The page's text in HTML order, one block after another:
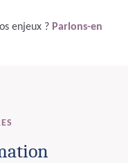
enjeux ? Parlons-en